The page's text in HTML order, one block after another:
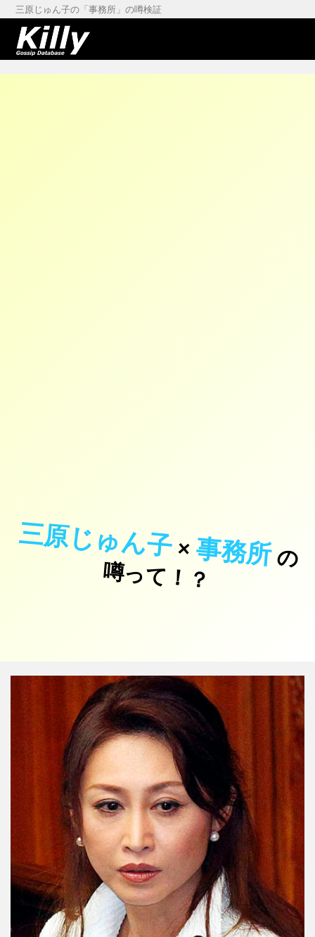
三原じゅん子の「事務所」の噂検証
三原じゅん子×事務所の
噂
っ
て
！
？